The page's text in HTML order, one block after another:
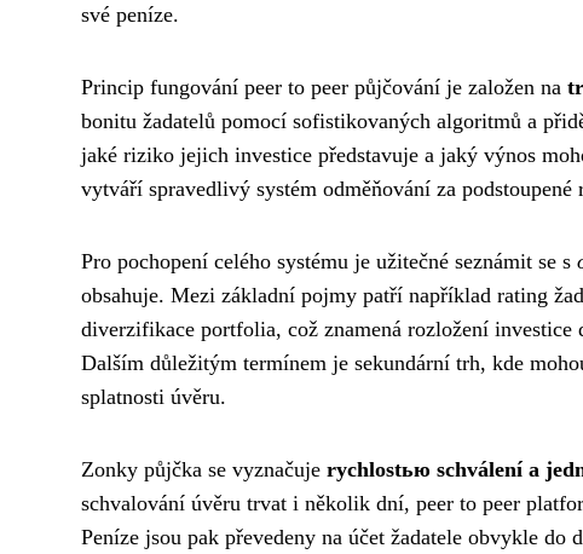
své peníze.
Princip fungování peer to peer půjčování je založen na
bonitu žadatelů pomocí sofistikovaných algoritmů a
jaké riziko jejich investice představuje a jaký výnos
vytváří spravedlivý systém odměňování za podstoupené
Pro pochopení celého systému je užitečné seznámit se s
obsahuje. Mezi základní pojmy patří například rating
diverzifikace portfolia, což znamená rozložení
Dalším důležitým termínem je sekundární trh, kde
splatnosti úvěru.
Zonky půjčka se vyznačuje rychlostью schválení a
schvalování úvěru trvat i několik dní, peer to peer
Peníze jsou pak převedeny na účet žadatele obvykle